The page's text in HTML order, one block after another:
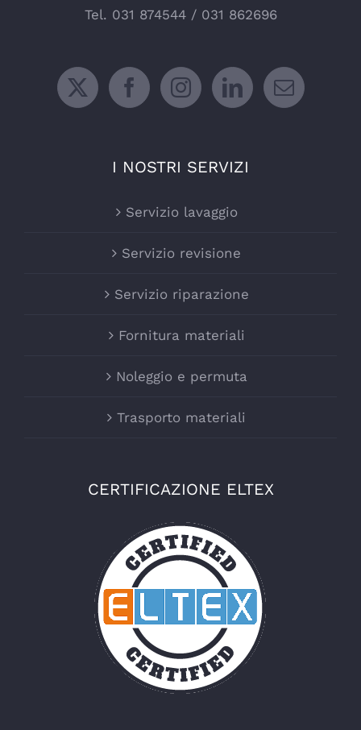
Tel. 031 874544/ 031 862696
I NOSTRI SERVIZI
Servizio lavaggio
Servizio revisione
Servizio riparazione
Fornitura materiali
Noleggio e permuta
Trasporto materiali
CERTIFICAZIONE ELTEX